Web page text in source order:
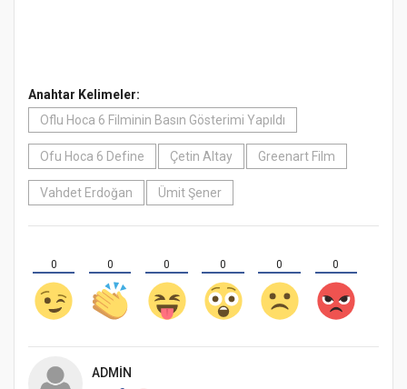
Anahtar Kelimeler:
Oflu Hoca 6 Filminin Basın Gösterimi Yapıldı
Ofu Hoca 6 Define Çetin Altay Greenart Film
Vahdet Erdoğan Ümit Şener
0 0 0 0 0 0
ADMIN